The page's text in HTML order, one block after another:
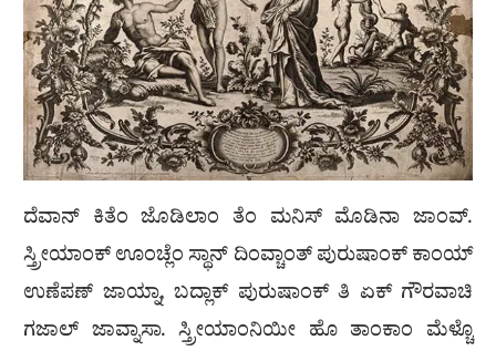
ದೆವಾನ್ ಕಿತೆಂ ಜೊಡಿಲಾಂ ತೆಂ ಮನಿಸ್ ಮೊಡಿನಾ ಜಾಂವ್.
ಸ್ತ್ರೀಯಾಂಕ್ ಊಂಚ್ಲೆಂ ಸ್ಥಾನ್ ದಿಂವ್ಚಾಂತ್ ಪುರುಷಾಂಕ್ ಕಾಂಯ್
ಉಣೆಪಣ್ ಜಾಯ್ನಾ, ಬದ್ಲಾಕ್ ಪುರುಷಾಂಕ್ ತಿ ಏಕ್ ಗೌರವಾಚಿ
ಗಜಾಲ್ ಜಾವ್ನಾಸಾ. ಸ್ತ್ರೀಯಾಂನಿಯೀ ಹೊ ತಾಂಕಾಂ ಮೆಳ್ಚೊ